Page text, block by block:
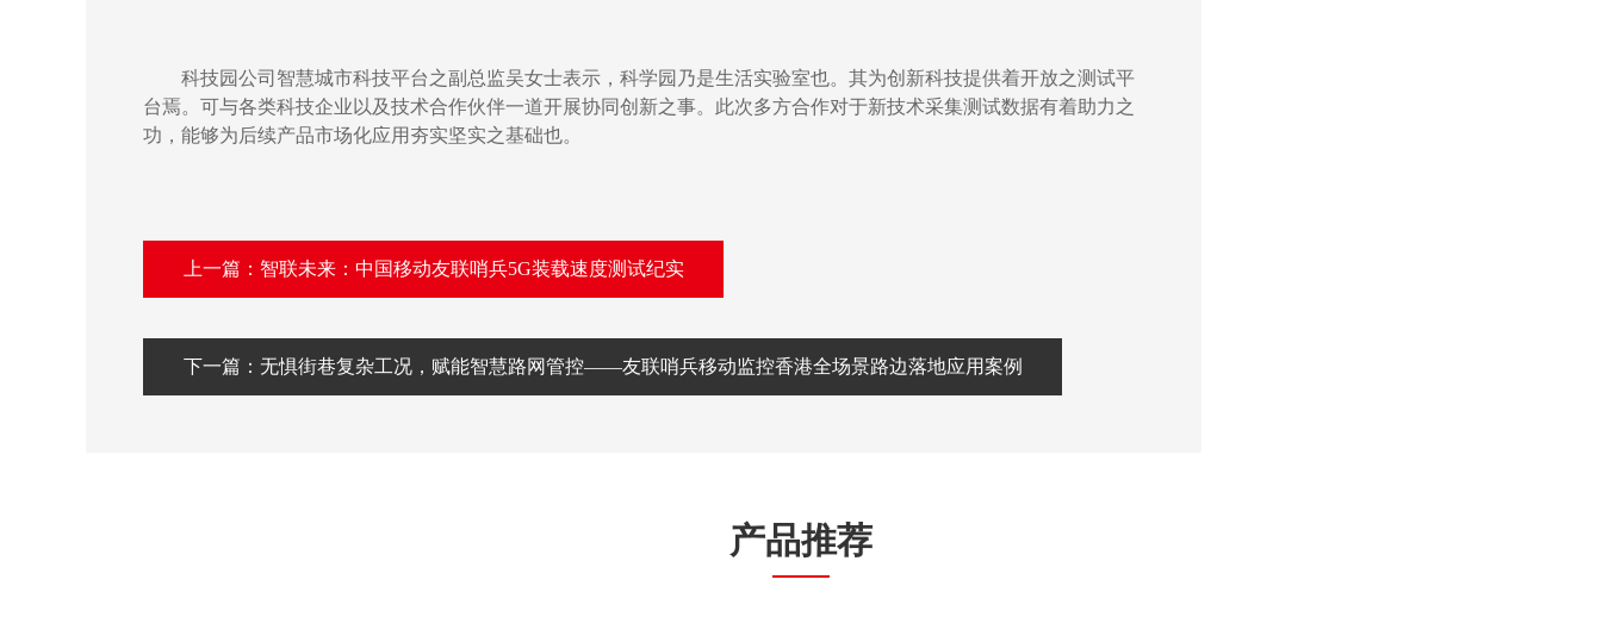
科技园公司智慧城市科技平台之副总监吴女士表示，科学园乃是生活实验室也。其为创新科技提供着开放之测试平
台焉。可与各类科技企业以及技术合作伙伴一道开展协同创新之事。此次多方合作对于新技术采集测试数据有着助力之
功，能够为后续产品市场化应用夯实坚实之基础也。
上一篇：智联未来：中国移动友联哨兵5G装载速度测试纪实
下一篇：无惧街巷复杂工况，赋能智慧路网管控——友联哨兵移动监控香港全场景路边落地应用案例
产品推荐